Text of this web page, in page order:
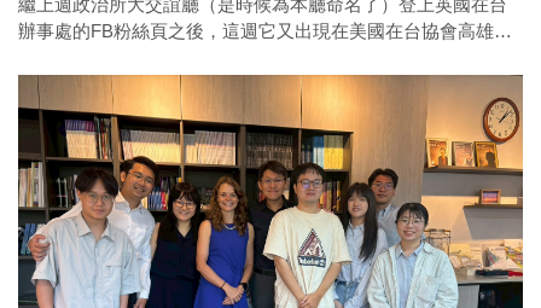
真說起來，本所應可算是全球美豬進口研究產量最高的機構之
一（自嗨）。這四篇研究中，有教授獨著、有教授合作，當然
也有教授與研究生一起拚出來的成果。至於研究生，則經常化
身「老師放心，這個我來」的論文小精靈；沒有研究生，就沒
有論文出版，這句真的不是謙虛，是現實（再次歡迎報考博士
班）。 這四篇論文雖然彼此之間沒有先開過什麼美豬會議，也
沒有刻意排好分工，但放在一起看，還真有一條脈絡可循。 首
先，師生合作的研究想問的是：到底是什麼樣的政治
辦事處的FB粉絲頁之後，這週它又出現在美國在台協會高雄分
證最多深度對話、承載最多珍貴故事的地方，當然，還有最多
國家機密與政治所八卦。 政治所是一個學術研究單位，有著學
院應有的沉穩步調，但這裡從不是封閉的象牙塔。世界各地的
政府機構、智庫與媒體，時常主動找上我們，希望聽聽政治所
師生對當下議題的看法與分析。某種程度上，政治所也是一個
智庫，一個需要不斷跟上時代腳步、回應真實世界提問的地
方。能夠被這樣信任，我們也樂於走出書齋，為那些難以解答
的問題，提供更多討論的可能與政策的方向。 在這個過程中，
有個角色時常被忽略，那就是博士生。在政治所，博士生從來